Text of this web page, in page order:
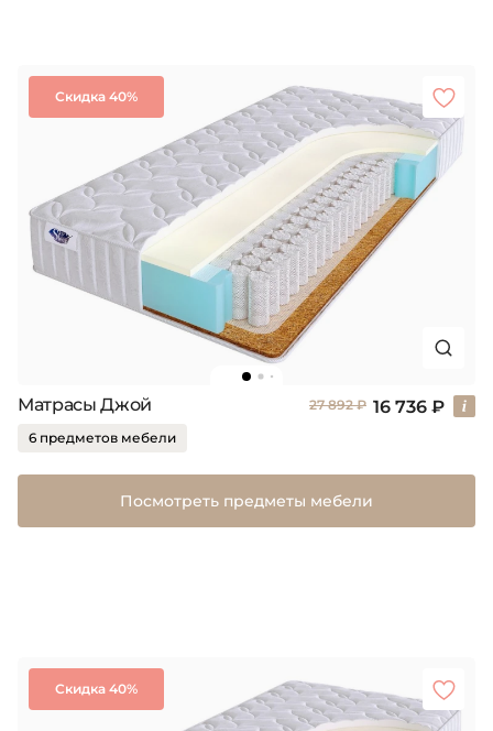
Скидка 40%
Матрасы Джой 27 892 ₽ 16 736 ₽
6 предметов мебели
Посмотреть предметы мебели
Скидка 40%